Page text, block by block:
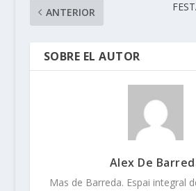
ANTERIOR
SOBRE EL AUTOR
Alex De
Mas de Barreda. Espai integral